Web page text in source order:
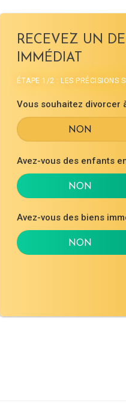
RECEVEZ UN
IMMÉDIAT
ÉTAPE 1/2 : LES PRÉCISIONS
Vous souhaitez divorcer
Avez-vous des enfants
Avez-vous des biens